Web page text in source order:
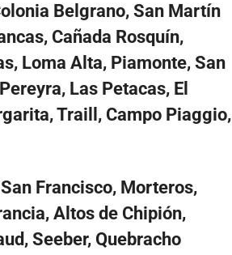
Belgrano, San Martín
Cañada Rosquín,
Loma Alta, Piamonte, San
Las Petacas, El
Traill, Campo Piaggio,
San Francisco, Morteros,
Altos de Chipión,
Seeber, Quebracho